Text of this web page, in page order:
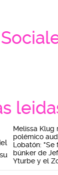
Melissa Klug
polémico
Lobatón: "Se
búnker de
Yturbe y el